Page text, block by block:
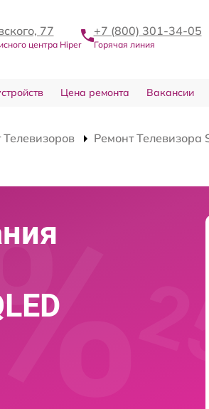
77
центра Hiper
+7 (800) 301-34-05
Горячая линия
Цена ремонта Вакансии
Телевизоров
Ремонт Телевизора